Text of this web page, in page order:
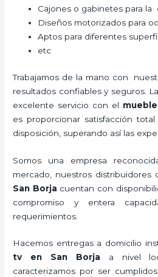
Cajones o gabinetes para
Diseños motorizados para
Aptos para diferentes
etc
Trabajamos de la mano con
resultados confiables y seguros.
excelente servicio con el
es proporcionar satisfacción total
disposición, superando así las
Somos una empresa
mercado, nuestros distribuidores
San Borja cuentan con
compromiso y entera
requerimientos.
Hacemos entregas a domicilio
tv en San Borja a nivel
caracterizamos por ser